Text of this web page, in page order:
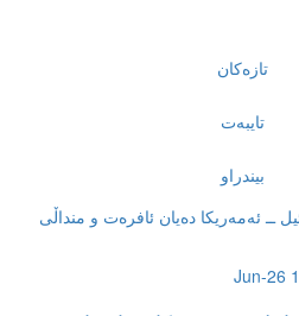
تازەکان
تایبەت
بیندراو